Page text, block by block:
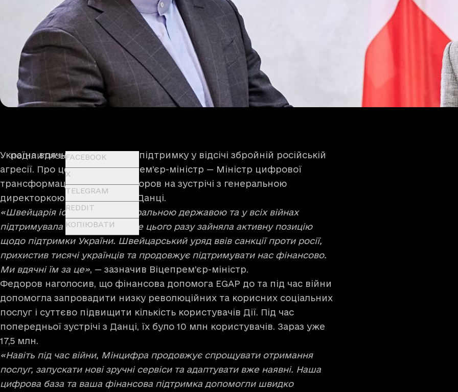
ПОДІЛИТИСЬFACEBOOK
X
TELEGRAM
REDDIT
КОПІЮВАТИ
Україна вдячна Швейцарії за підтримку у відсічі збройній російській
агресії. Про це заявив Віцепрем’єр-міністр — Міністр цифрової
трансформації Михайло Федоров на зустрічі з генеральною
директоркою SDC Патрісією Данці.
«Швейцарія історично є нейтральною державою та у всіх війнах
підтримувала нейтралітет. Але цього разу зайняла активну позицію
щодо підтримки України. Швейцарський уряд ввів санкції проти росії,
прихистив тисячі українців та продовжує підтримувати нас фінансово.
Ми вдячні їм за це», — зазначив Віцепрем’єр-міністр.
Федоров наголосив, що фінансова допомога EGAP до та під час війни
допомогла запровадити низку революційних та корисних соціальних
послуг і суттєво підвищити кількість користувачів Дії. Під час
попередньої зустрічі з Данці, їх було 10 млн користувачів. Зараз уже
17,5 млн.
«Навіть під час війни, Мінцифра продовжує спрощувати отримання
послуг, запускати нові зручні сервіси та адаптувати вже наявні. Наша
цифрова база та ваша фінансова підтримка допомогли швидко